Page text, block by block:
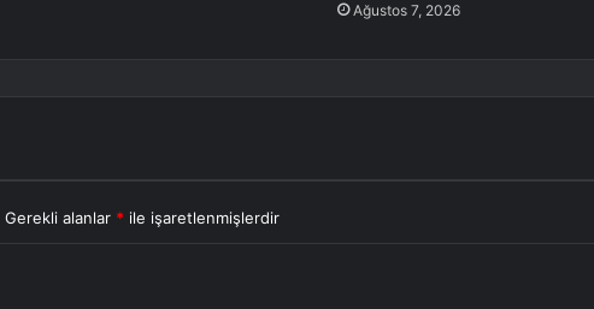
Ağustos 7, 2026
Gerekli alanlar * ile işaretlenmişlerdir